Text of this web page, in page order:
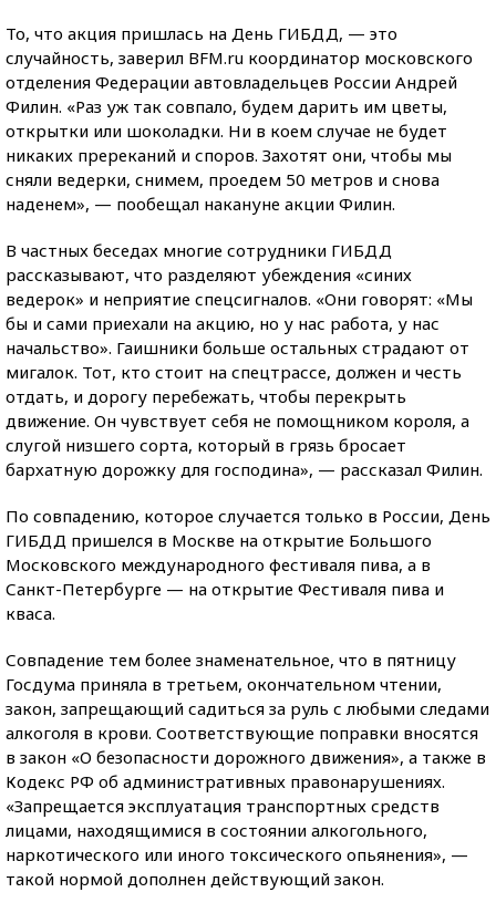
То, что акция пришлась на День ГИБДД, — это
случайность, заверил BFM.ru координатор московского
отделения Федерации автовладельцев России Андрей
Филин. «Раз уж так совпало, будем дарить им цветы,
открытки или шоколадки. Ни в коем случае не будет
никаких пререканий и споров. Захотят они, чтобы мы
сняли ведерки, снимем, проедем 50 метров и снова
наденем», — пообещал накануне акции Филин.
В частных беседах многие сотрудники ГИБДД
рассказывают, что разделяют убеждения «синих
ведерок» и неприятие спецсигналов. «Они говорят: «Мы
бы и сами приехали на акцию, но у нас работа, у нас
начальство». Гаишники больше остальных страдают от
мигалок. Тот, кто стоит на спецтрассе, должен и честь
отдать, и дорогу перебежать, чтобы перекрыть
движение. Он чувствует себя не помощником короля, а
слугой низшего сорта, который в грязь бросает
бархатную дорожку для господина», — рассказал Филин.
По совпадению, которое случается только в России, День
ГИБДД пришелся в Москве на открытие Большого
Московского международного фестиваля пива, а в
Санкт-Петербурге — на открытие Фестиваля пива и
кваса.
Совпадение тем более знаменательное, что в пятницу
Госдума приняла в третьем, окончательном чтении,
закон, запрещающий садиться за руль с любыми следами
алкоголя в крови. Соответствующие поправки вносятся
в закон «О безопасности дорожного движения», а также в
Кодекс РФ об административных правонарушениях.
«Запрещается эксплуатация транспортных средств
лицами, находящимися в состоянии алкогольного,
наркотического или иного токсического опьянения», —
такой нормой дополнен действующий закон.